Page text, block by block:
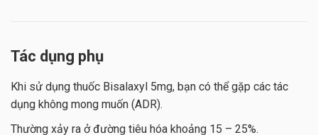
Tác dụng phụ
Khi sử dụng thuốc Bisalaxyl 5mg, bạn có thể gặp các tác
dụng không mong muốn (ADR).
Thường xảy ra ở đường tiêu hóa khoảng 15 – 25%.